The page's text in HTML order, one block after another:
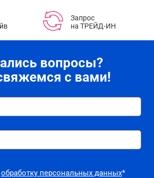
Запрос
на ТРЕЙД-ИН
вопросы?
с вами!
обработку персональных данных*